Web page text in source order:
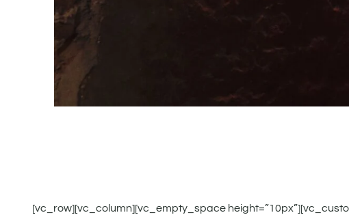
[vc_row][vc_column][vc_empty_space